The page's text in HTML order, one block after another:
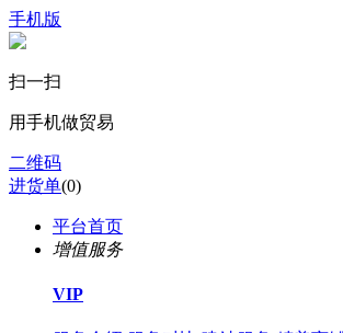
手机版
扫一扫
用手机做贸易
二维码
进货单(0)
平台首页
增值服务
VIP